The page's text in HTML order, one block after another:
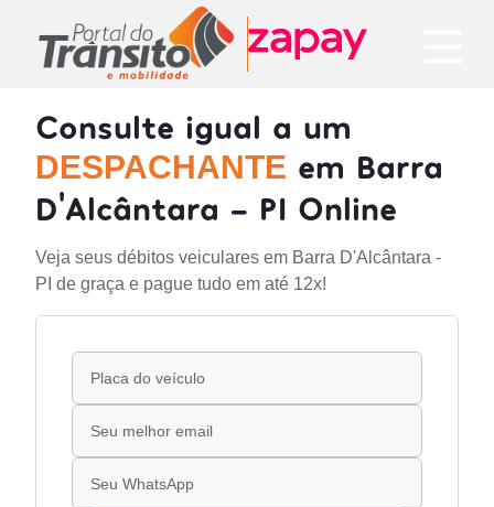
Consulte igual a um
DESPACHANTE em Barra
D'Alcântara - PI Online
Veja seus débitos veiculares em Barra D'Alcântara -
PI de graça e pague tudo em até 12x!